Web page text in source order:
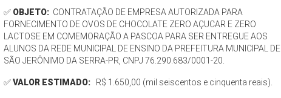
✅ OBJETO: CONTRATAÇÃO DE EMPRESA AUTORIZADA PARA
FORNECIMENTO DE OVOS DE CHOCOLATE ZERO AÇUCAR E ZERO
LACTOSE EM COMEMORAÇÃO A PASCOA PARA SER ENTREGUE AOS
ALUNOS DA REDE MUNICIPAL DE ENSINO DA PREFEITURA MUNICIPAL DE
SÃO JERÔNIMO DA SERRA-PR, CNPJ 76.290.683/0001-20.
✅VALOR ESTIMADO: R$ 1.650,00 (mil seiscentos e cinquenta reais).